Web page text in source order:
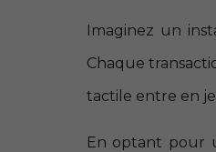
Imaginez un
Chaque
tactile entre en
En optant pour